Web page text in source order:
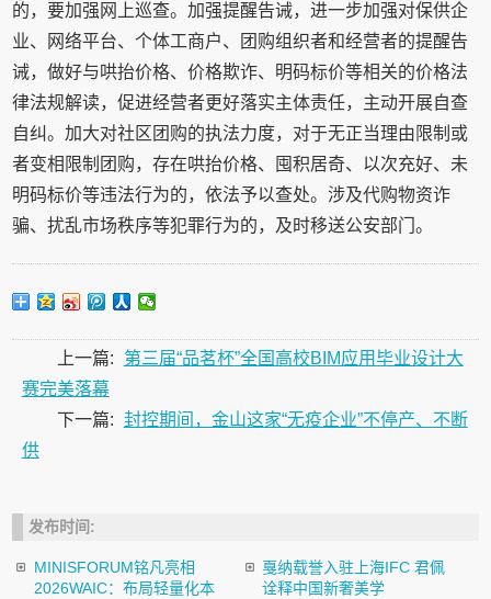
的，要加强网上巡查。加强提醒告诫，进一步加强对保供企
业、网络平台、个体工商户、团购组织者和经营者的提醒告
诫，做好与哄抬价格、价格欺诈、明码标价等相关的价格法
律法规解读，促进经营者更好落实主体责任，主动开展自查
自纠。加大对社区团购的执法力度，对于无正当理由限制或
者变相限制团购，存在哄抬价格、囤积居奇、以次充好、未
明码标价等违法行为的，依法予以查处。涉及代购物资诈
骗、扰乱市场秩序等犯罪行为的，及时移送公安部门。
上一篇:
第三届“品茗杯”全国高校BIM应用毕业设计大
赛完美落幕
下一篇: 封控期间，金山这家“无疫企业”不停产、不断
供
发布时间:
MINISFORUM铭凡亮相
2026WAIC：布局轻量化本
戛纳载誉入驻上海IFC 君佩
诠释中国新奢美学